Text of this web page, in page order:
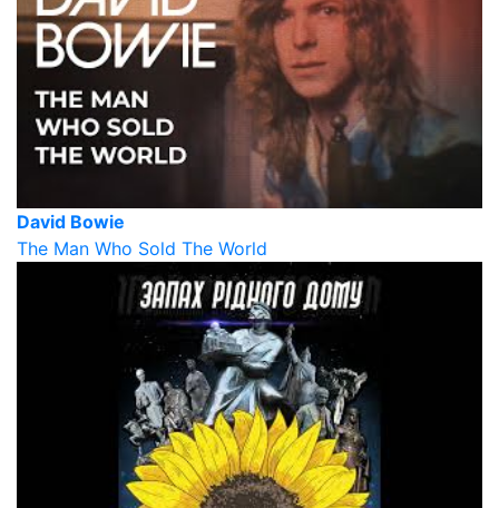
David Bowie
The Man Who Sold The World